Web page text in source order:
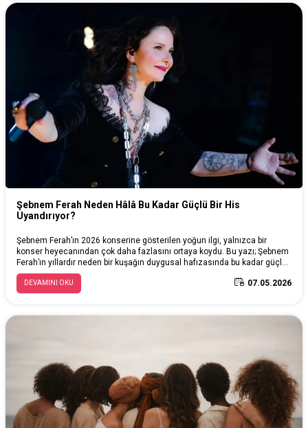
Şebnem Ferah Neden Hâlâ Bu Kadar Güçlü Bir His
Uyandırıyor?
Şebnem Ferah’ın 2026 konserine gösterilen yoğun ilgi, yalnızca bir
konser heyecanından çok daha fazlasını ortaya koydu. Bu yazı; Şebnem
Ferah’ın yıllardır neden bir kuşağın duygusal hafızasında bu kadar güçlü
bir yere sahip olduğunu, müziğinin neden hâlâ “gerçek” hissedildiğini ve
müziğin insan hayatındaki duygusal etkisini ele alıyor. Aynı zamanda
kaliteli ses deneyiminin, yıllar önce hissedilen duyguları bile yeniden
DEVAMINI OKU 07.05.2026